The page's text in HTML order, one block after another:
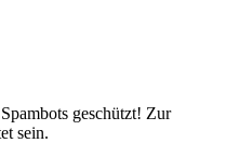
geschützt! Zur
sein.